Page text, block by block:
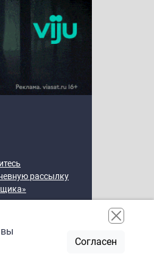
рассылку
Согласен